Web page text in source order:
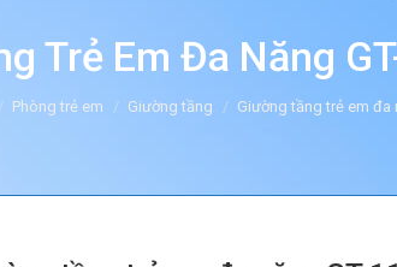
Trẻ Em Đa Năng
Phòng trẻ em Giường tầng Giường tầng trẻ em đa